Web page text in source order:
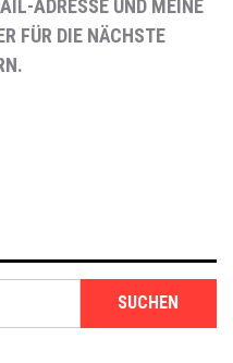
ADRESSE UND MEINE
FÜR DIE NÄCHSTE
SUCHEN